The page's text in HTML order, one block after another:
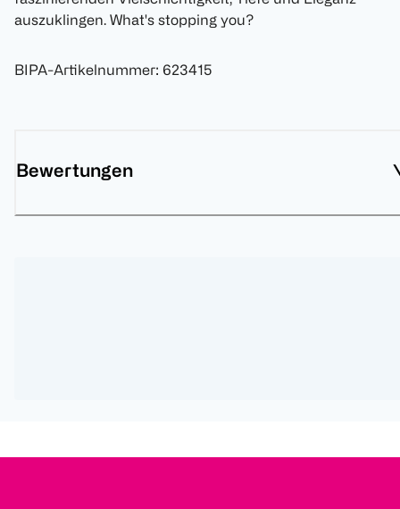
auszuklingen. What's stopping you?
BIPA-Artikelnummer: 623415
Bewertungen